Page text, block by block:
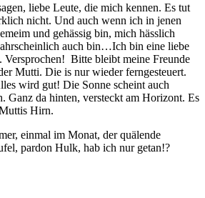
liebe Leute, die mich kennen. Es tut
nicht. Und auch wenn ich in jenen
und gehässig bin, mich hässlich
auch bin…Ich bin eine liebe
Versprochen! Bitte bleibt meine Freunde
Mutti. Die is nur wieder ferngesteuert.
wird gut! Die Sonne scheint auch
Ganz da hinten, versteckt am Horizont. Es
Hirn.
einmal im Monat, der quälende
pardon Hulk, hab ich nur getan!?